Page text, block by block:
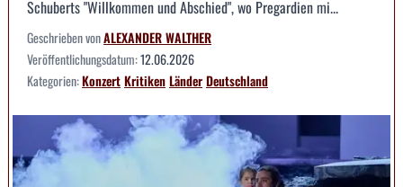
Schuberts "Willkommen und Abschied", wo Pregardien mi...
Geschrieben vonALEXANDER WALTHER
Veröffentlichungsdatum:12.06.2026
Kategorien:KonzertKritikenLänderDeutschland